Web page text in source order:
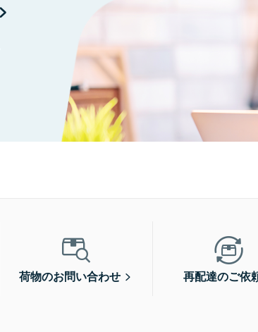
荷物のお問い合わせ 再配達のご依